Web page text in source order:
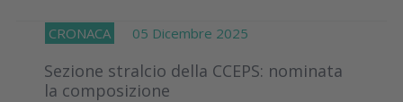
CRONACA 05 Dicembre 2025
Sezione stralcio della CCEPS: nominata
la composizione